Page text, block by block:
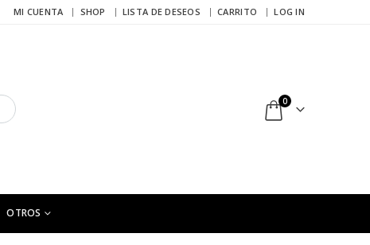
MI CUENTA SHOP LISTA DE DESEOS CARRITO LOG IN
0
OTROS